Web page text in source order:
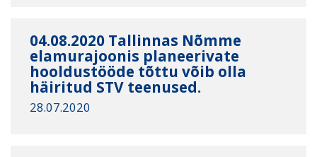
04.08.2020 Tallinnas Nõmme
elamurajoonis planeerivate
hooldustööde tõttu võib olla
häiritud STV teenused.
28.07.2020